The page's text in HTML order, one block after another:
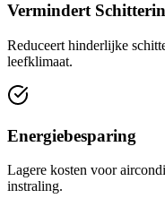
Vermindert
Reduceert hinderlijke
leefklimaat.
Energiebesparing
Lagere kosten voor
instraling.